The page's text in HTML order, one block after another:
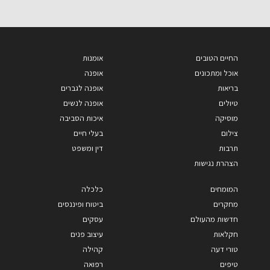
החיים הטובים
אוכל ומתכונים
בריאות
טיולים
מוסיקה
צילום
תרבות
הצהרת נגישות
אומנות
אופנה
אופנה לגברים
אופנה לנשים
איכות הסביבה
בעלי חיים
דין ומשפט
המומחים
מחקרים
חדשות מהעולם
חקלאות
טורי דעה
טיפים
כלכלה
ביטוח ופיננסים
עסקים
עיצוב פנים
קהילה
רפואה